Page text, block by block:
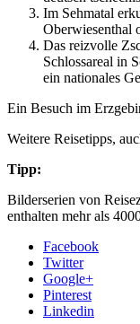
Im Sehmatal
Oberwiesenthal
Das reizvolle
Schlossareal in
ein nationales
Ein Besuch im
Weitere Reisetipps,
Tipp:
Bilderserien von
enthalten mehr als
Facebook
Twitter
Google+
Pinterest
Linkedin